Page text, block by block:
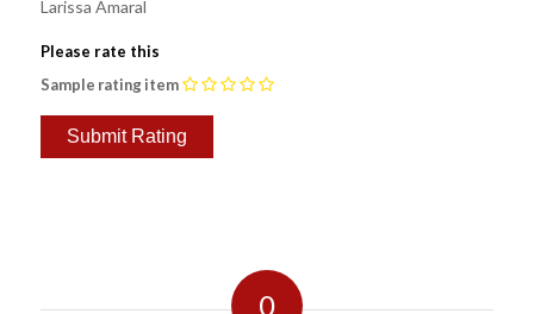
Larissa Amaral
Please rate this
Sample rating item
0